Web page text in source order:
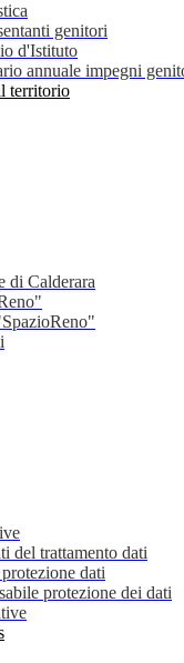
genitori
d'Istituto
annuale impegni
territorio
di Calderara
del trattamento dati
dati
protezione dei dati